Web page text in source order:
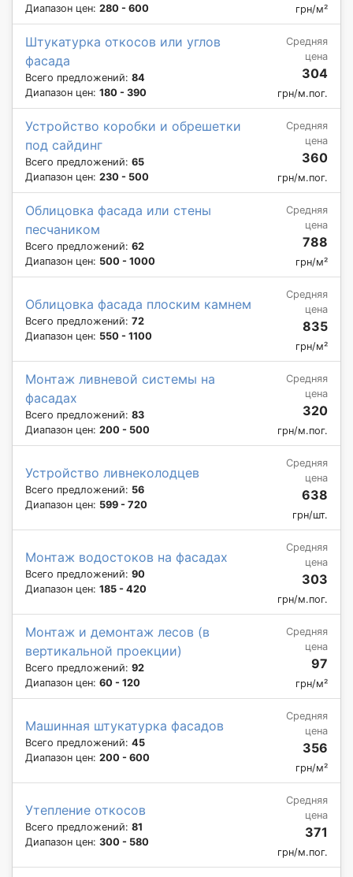
Диапазон цен: 280 - 600 грн/м²
Штукатурка откосов или углов
фасада
Всего предложений: 84
Диапазон цен: 180 - 390
Средняя
цена
304
грн/м.пог.
Устройство коробки и обрешетки
под сайдинг
Всего предложений: 65
Диапазон цен: 230 - 500
Средняя
цена
360
грн/м.пог.
Облицовка фасада или стены
песчаником
Всего предложений: 62
Диапазон цен: 500 - 1000
Средняя
цена
788
грн/м²
Облицовка фасада плоским камнем
Всего предложений: 72
Диапазон цен: 550 - 1100
Средняя
цена
835
грн/м²
Монтаж ливневой системы на
фасадах
Всего предложений: 83
Диапазон цен: 200 - 500
Средняя
цена
320
грн/м.пог.
Устройство ливнеколодцев
Всего предложений: 56
Диапазон цен: 599 - 720
Средняя
цена
638
грн/шт.
Монтаж водостоков на фасадах
Всего предложений: 90
Диапазон цен: 185 - 420
Средняя
цена
303
грн/м.пог.
Монтаж и демонтаж лесов (в
вертикальной проекции)
Всего предложений: 92
Диапазон цен: 60 - 120
Средняя
цена
97
грн/м²
Машинная штукатурка фасадов
Всего предложений: 45
Диапазон цен: 200 - 600
Средняя
цена
356
грн/м²
Утепление откосов
Всего предложений: 81
Диапазон цен: 300 - 580
Средняя
цена
371
грн/м.пог.